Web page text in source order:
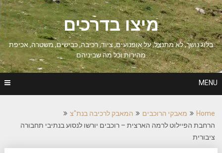
Skip
to
content
מיצו בדרכים
בלוג נושך, לא מתנצל, על אופנועים, ציוד, רכיבה, כבישים, משטרה, אכיפת
מהירות וכל מה שביניהם
MENU
Home מאבקי הרוכבים
המאבק לרכיבה בנת"צ
הרחבת הפיילוט לרמה הארצית – רוכבים יורשו לנסוע בנתיבי תחבורה
ציבורית